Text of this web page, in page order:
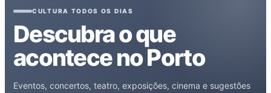
CULTURA TODOS OS DIAS
Descubra o que
acontece no Porto
Eventos, concertos, teatro, exposições, cinema e sugestões